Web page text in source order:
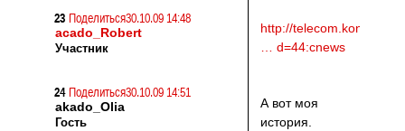
Поделиться
23
30.10.09 14:48
acado_Robert
Участник
http://
… d=44:cnews
Поделиться
24
30.10.09 14:51
akado_Olia
Гость
А вот моя
история.